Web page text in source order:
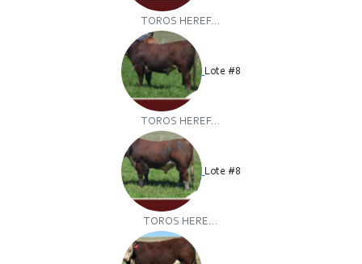
TOROS HEREF...
Lote #8
TOROS HEREF...
Lote #8
TOROS HERE...